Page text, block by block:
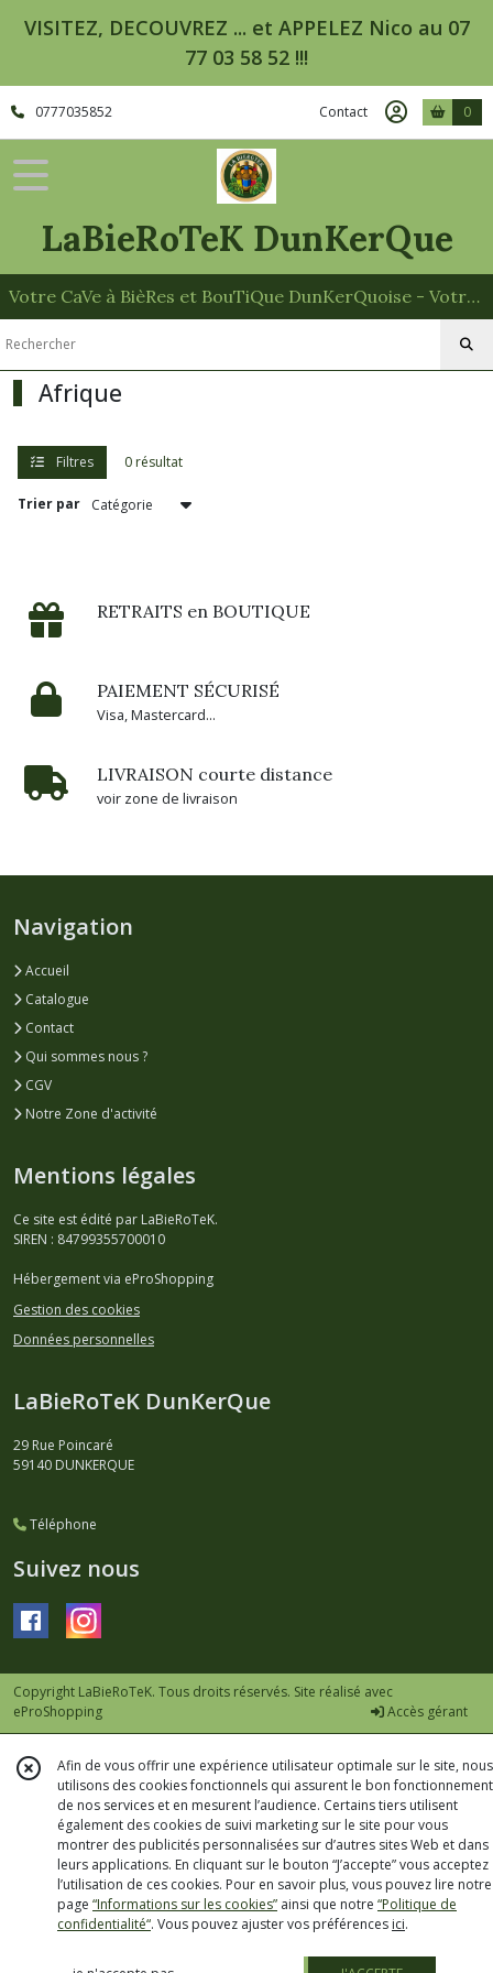
VISITEZ, DECOUVREZ ... et APPELEZ Nico au 07
77 03 58 52 !!!
0777035852 Contact 0
LaBieRoTeK DunKerQue
Votre CaVe à BièRes et BouTiQue DunKerQuoise - Votre Spécialiste des Paniers Garnis
Afrique
Filtres 0 résultat
Trier par
RETRAITS en BOUTIQUE
PAIEMENT SÉCURISÉ
Visa, Mastercard...
LIVRAISON courte distance
voir zone de livraison
Fermer
FILTRES
Tous
les
produits
Afficher
les
résultats
Navigation
Accueil
Catalogue
Contact
Qui sommes nous ?
CGV
Notre Zone d'activité
Mentions légales
Ce site est édité par LaBieRoTeK.
SIREN : 84799355700010
Hébergement via eProShopping
Gestion des cookies
Données personnelles
LaBieRoTeK DunKerQue
29 Rue Poincaré
59140 DUNKERQUE
Téléphone
Suivez nous
Copyright LaBieRoTeK. Tous droits réservés. Site réalisé avec
eProShopping
Accès gérant
Afin de vous offrir une expérience utilisateur optimale sur le site, nous
utilisons des cookies fonctionnels qui assurent le bon fonctionnement
de nos services et en mesurent l’audience. Certains tiers utilisent
également des cookies de suivi marketing sur le site pour vous
montrer des publicités personnalisées sur d’autres sites Web et dans
leurs applications. En cliquant sur le bouton “J’accepte” vous acceptez
l’utilisation de ces cookies. Pour en savoir plus, vous pouvez lire notre
page “Informations sur les cookies” ainsi que notre “Politique de
confidentialité“. Vous pouvez ajuster vos préférences ici.